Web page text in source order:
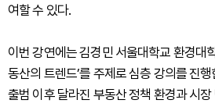
여할 수 있다.
이번 강연에는 김경민 서울대학교 환경대
동산의 트렌드’를 주제로 심층 강의를 진
출범 이후 달라진 부동산 정책 환경과 시